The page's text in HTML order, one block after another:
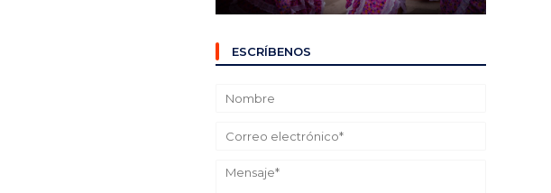
ESCRÍBENOS